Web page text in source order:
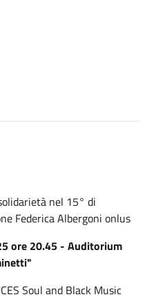
nel 15° di
Federica Albergoni onlus
ore 20.45 - Auditorium
Soul and Black Music